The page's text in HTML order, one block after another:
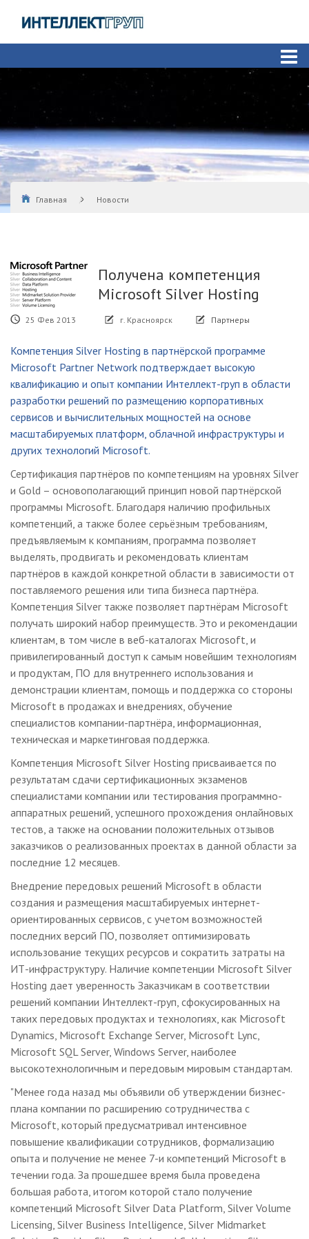
Главная
Новости
Получена компетенция
Microsoft Silver Hosting
25 Фев 2013 г. Красноярск Партнеры
Компетенция Silver Hosting в партнёрской программе
Microsoft Partner Network подтверждает высокую
квалификацию и опыт компании Интеллект-груп в области
разработки решений по размещению корпоративных
сервисов и вычислительных мощностей на основе
масштабируемых платформ, облачной инфраструктуры и
других технологий Microsoft.
Сертификация партнёров по компетенциям на уровнях Silver
и Gold – основополагающий принцип новой партнёрской
программы Microsoft. Благодаря наличию профильных
компетенций, а также более серьёзным требованиям,
предъявляемым к компаниям, программа позволяет
выделять, продвигать и рекомендовать клиентам
партнёров в каждой конкретной области в зависимости от
поставляемого решения или типа бизнеса партнёра.
Компетенция Silver также позволяет партнёрам Microsoft
получать широкий набор преимуществ. Это и рекомендации
клиентам, в том числе в веб-каталогах Microsoft, и
привилегированный доступ к самым новейшим технологиям
и продуктам, ПО для внутреннего использования и
демонстрации клиентам, помощь и поддержка со стороны
Microsoft в продажах и внедрениях, обучение
специалистов компании-партнёра, информационная,
техническая и маркетинговая поддержка.
Компетенция Microsoft Silver Hosting присваивается по
результатам сдачи сертификационных экзаменов
специалистами компании или тестирования программно-
аппаратных решений, успешного прохождения онлайновых
тестов, а также на основании положительных отзывов
заказчиков о реализованных проектах в данной области за
последние 12 месяцев.
Внедрение передовых решений Microsoft в области
создания и размещения масштабируемых интернет-
ориентированных сервисов, с учетом возможностей
последних версий ПО, позволяет оптимизировать
использование текущих ресурсов и сократить затраты на
ИТ-инфраструктуру. Наличие компетенции Microsoft Silver
Hosting дает уверенность Заказчикам в соответствии
решений компании Интеллект-груп, сфокусированных на
таких передовых продуктах и технологиях, как Microsoft
Dynamics, Microsoft Exchange Server, Microsoft Lync,
Microsoft SQL Server, Windows Server, наиболее
высокотехнологичным и передовым мировым стандартам.
"Менее года назад мы объявили об утверждении бизнес-
плана компании по расширению сотрудничества с
Microsoft, который предусматривал интенсивное
повышение квалификации сотрудников, формализацию
опыта и получение не менее 7-и компетенций Microsoft в
течении года. За прошедшее время была проведена
большая работа, итогом которой стало получение
компетенций Microsoft Silver Data Platform, Silver Volume
Licensing, Silver Business Intelligence, Silver Midmarket